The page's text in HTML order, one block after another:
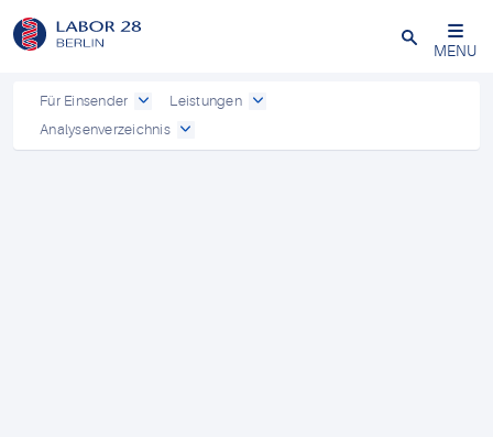
Schließen
MENU
Für Einsender
Leistungen
Analysenverzeichnis